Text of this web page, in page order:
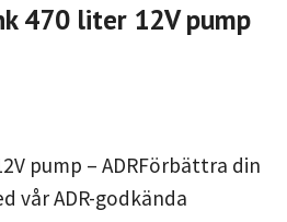
470 liter 12V pump
pump – ADRFörbättra din
vår ADR-godkända